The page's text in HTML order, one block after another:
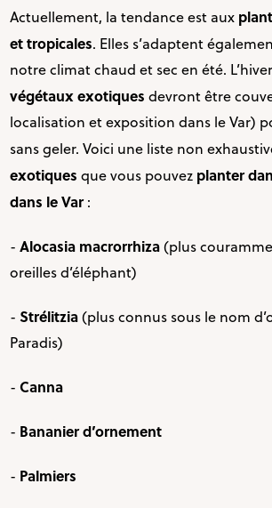
Actuellement, la tendance est aux
et tropicales. Elles s’adaptent
notre climat chaud et sec en été.
végétaux exotiques devront être
localisation et exposition dans le Var)
sans geler. Voici une liste non
exotiques que vous pouvez planter
dans le Var:
- Alocasia macrorrhiza(plus
oreilles d’éléphant)
-Strélitzia(plus connus sous le nom
Paradis)
- Canna
- Bananier d’ornement
- Palmiers